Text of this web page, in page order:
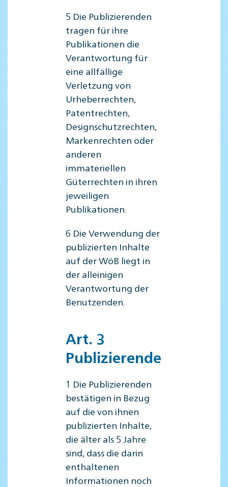
5 Die Publizierenden
tragen für ihre
Publikationen die
Verantwortung für
eine allfällige
Verletzung von
Urheberrechten,
Patentrechten,
Designschutzrechten,
Markenrechten oder
anderen
immateriellen
Güterrechten in ihren
jeweiligen
Publikationen.
6 Die Verwendung der
publizierten Inhalte
auf der WöB liegt in
der alleinigen
Verantwortung der
Benutzenden.
Art. 3
Publizierende
1 Die Publizierenden
bestätigen in Bezug
auf die von ihnen
publizierten Inhalte,
die älter als 5 Jahre
sind, dass die darin
enthaltenen
Informationen noch